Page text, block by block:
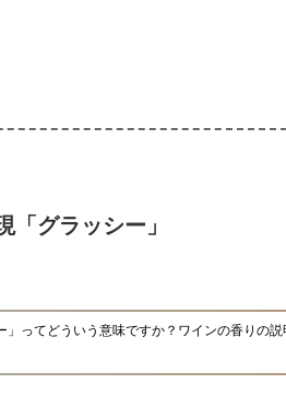
「グラッシー」
」ってどういう意味ですか？ワインの香りの説